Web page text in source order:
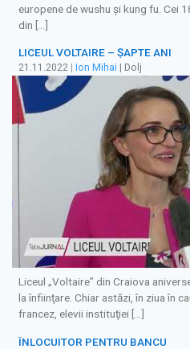
europene de wushu și kung fu. Cei
din […]
LICEUL VOLTAIRE – ŞAPTE ANI
21.11.2022 Ion Mihai | Dolj
Liceul „Voltaire” din Craiova
la înfiinţare. Chiar astăzi, în ziua în
francez, elevii instituţiei […]
ÎNLOCUITOR PENTRU BANCU